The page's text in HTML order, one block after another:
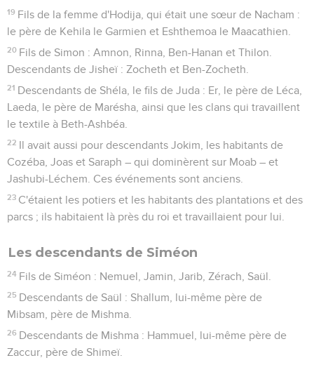
19 Fils de la femme d'Hodija, qui était une sœur de Nacham :
le père de Kehila le Garmien et Eshthemoa le Maacathien.
20 Fils de Simon : Amnon, Rinna, Ben-Hanan et Thilon.
Descendants de Jisheï : Zocheth et Ben-Zocheth.
21 Descendants de Shéla, le fils de Juda : Er, le père de Léca,
Laeda, le père de Marésha, ainsi que les clans qui travaillent
le textile à Beth-Ashbéa.
22 Il avait aussi pour descendants Jokim, les habitants de
Cozéba, Joas et Saraph – qui dominèrent sur Moab – et
Jashubi-Léchem. Ces événements sont anciens.
23 C'étaient les potiers et les habitants des plantations et des
parcs ; ils habitaient là près du roi et travaillaient pour lui.
Les descendants de Siméon
24 Fils de Siméon : Nemuel, Jamin, Jarib, Zérach, Saül.
25 Descendants de Saül : Shallum, lui-même père de
Mibsam, père de Mishma.
26 Descendants de Mishma : Hammuel, lui-même père de
Zaccur, père de Shimeï.